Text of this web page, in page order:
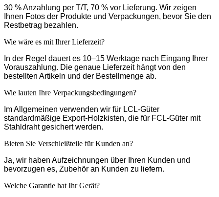
30 % Anzahlung per T/T, 70 % vor Lieferung. Wir zeigen
Ihnen Fotos der Produkte und Verpackungen, bevor Sie den
Restbetrag bezahlen.
Wie wäre es mit Ihrer Lieferzeit?
In der Regel dauert es 10–15 Werktage nach Eingang Ihrer
Vorauszahlung. Die genaue Lieferzeit hängt von den
bestellten Artikeln und der Bestellmenge ab.
Wie lauten Ihre Verpackungsbedingungen?
Im Allgemeinen verwenden wir für LCL-Güter
standardmäßige Export-Holzkisten, die für FCL-Güter mit
Stahldraht gesichert werden.
Bieten Sie Verschleißteile für Kunden an?
Ja, wir haben Aufzeichnungen über Ihren Kunden und
bevorzugen es, Zubehör an Kunden zu liefern.
Welche Garantie hat Ihr Gerät?